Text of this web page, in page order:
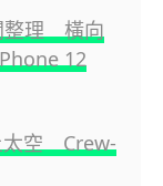
整理 橫向
12
太空 Crew-